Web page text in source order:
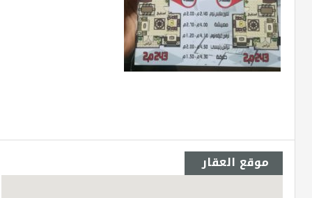
موقع العقار